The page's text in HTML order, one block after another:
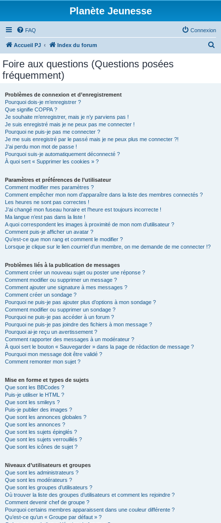
Planète Jeunesse
FAQ Connexion
Accueil PJ Index du forum
Foire aux questions (Questions posées
fréquemment)
Problèmes de connexion et d’enregistrement
Pourquoi dois-je m’enregistrer ?
Que signifie COPPA ?
Je souhaite m’enregistrer, mais je n’y parviens pas !
Je suis enregistré mais je ne peux pas me connecter !
Pourquoi ne puis-je pas me connecter ?
Je me suis enregistré par le passé mais je ne peux plus me connecter ?!
J’ai perdu mon mot de passe !
Pourquoi suis-je automatiquement déconnecté ?
À quoi sert « Supprimer les cookies » ?
Paramètres et préférences de l’utilisateur
Comment modifier mes paramètres ?
Comment empêcher mon nom d’apparaître dans la liste des membres connectés ?
Les heures ne sont pas correctes !
J’ai changé mon fuseau horaire et l’heure est toujours incorrecte !
Ma langue n’est pas dans la liste !
A quoi correspondent les images à proximité de mon nom d’utilisateur ?
Comment puis-je afficher un avatar ?
Qu’est-ce que mon rang et comment le modifier ?
Lorsque je clique sur le lien courrield’un membre, on me demande de me connecter !?
Problèmes liés à la publication de messages
Comment créer un nouveau sujet ou poster une réponse ?
Comment modifier ou supprimer un message ?
Comment ajouter une signature à mes messages ?
Comment créer un sondage ?
Pourquoi ne puis-je pas ajouter plus d’options à mon sondage ?
Comment modifier ou supprimer un sondage ?
Pourquoi ne puis-je pas accéder à un forum ?
Pourquoi ne puis-je pas joindre des fichiers à mon message ?
Pourquoi ai-je reçu un avertissement ?
Comment rapporter des messages à un modérateur ?
À quoi sert le bouton « Sauvegarder » dans la page de rédaction de message ?
Pourquoi mon message doit être validé ?
Comment remonter mon sujet ?
Mise en forme et types de sujets
Que sont les BBCodes ?
Puis-je utiliser le HTML ?
Que sont les smileys ?
Puis-je publier des images ?
Que sont les annonces globales ?
Que sont les annonces ?
Que sont les sujets épinglés ?
Que sont les sujets verrouillés ?
Que sont les icônes de sujet ?
Niveaux d’utilisateurs et groupes
Que sont les administrateurs ?
Que sont les modérateurs ?
Que sont les groupes d’utilisateurs ?
Où trouver la liste des groupes d’utilisateurs et comment les rejoindre ?
Comment devenir chef de groupe ?
Pourquoi certains membres apparaissent dans une couleur différente ?
Qu’est-ce qu’un « Groupe par défaut » ?